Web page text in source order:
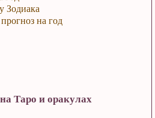
Зодиака
на год
Таро и оракулах